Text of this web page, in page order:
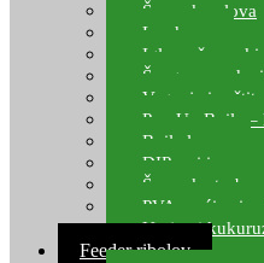
Šaranska olova
Leadcore
Igle za
Špage,
Vaganje i zaštita
Pop Up Boile –
Boile lovne
DIP-ovi i
Šaranske torbe
PVA vrećice i
Umjetni
Feeder ribolov